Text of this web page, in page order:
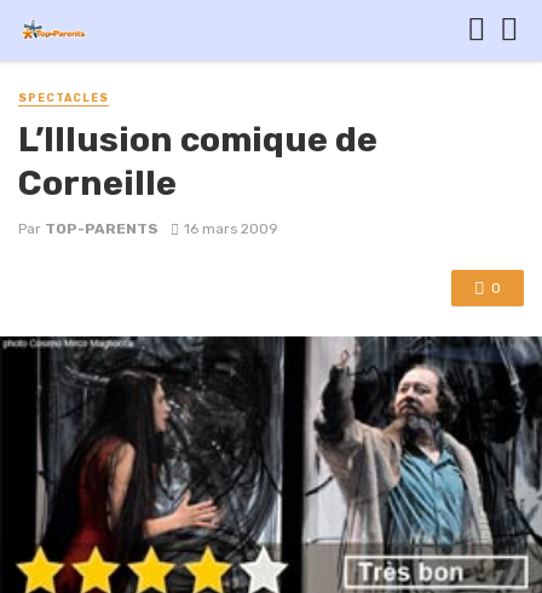
SPECTACLES
L’Illusion comique de
Corneille
Par TOP-PARENTS 16 mars 2009
0